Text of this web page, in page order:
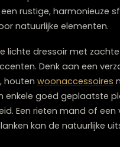
Je kunt deze
voor accessoires in
donkergroen.
accenten
stijl staat